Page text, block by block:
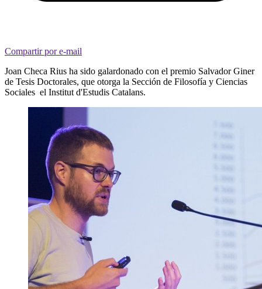
Compartir por e-mail
Joan Checa Rius ha sido galardonado con el premio Salvador Giner
de Tesis Doctorales, que otorga la Sección de Filosofía y Ciencias
Sociales el Institut d'Estudis Catalans.